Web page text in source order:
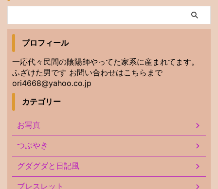
プロフィール
一応代々民間の陰陽師やってた家系に産まれてます。
ふざけた男です お問い合わせはこちらまで
ori4668@yahoo.co.jp
カテゴリー
お写真
つぶやき
グダグダと日記風
ブレスレット